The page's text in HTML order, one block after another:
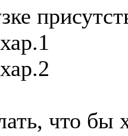
что бы